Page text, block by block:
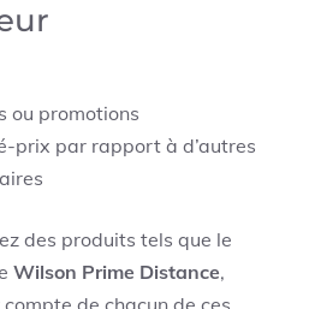
ou promotions
prix par rapport à d’autres
des produits tels que le
Wilson Prime Distance,